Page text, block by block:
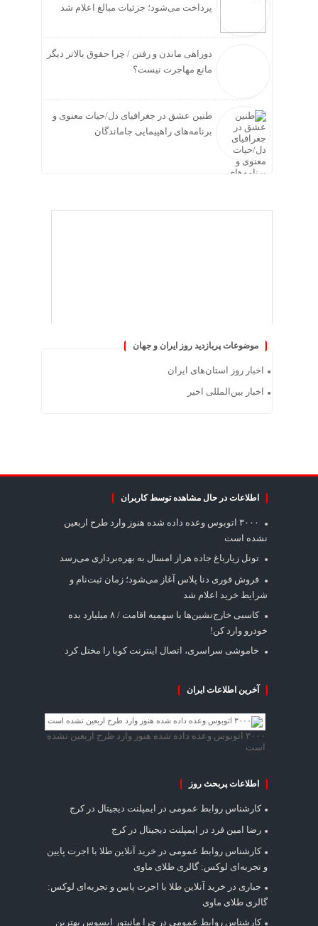
پرداخت می‌شود؛ جزئیات مبالغ اعلام شد
دوراهی ماندن و رفتن / چرا حقوق بالاتر دیگر
مانع مهاجرت نیست؟
طنین عشق در جغرافیای دل/حیات معنوی و
برنامه‌های راهپیمایی جاماندگان
موضوعات پربازدید روز ایران و جهان
اخبار روز استان‌های ایران
اخبار بین‌المللی اخیر
اطلاعات در حال مشاهده توسط کاربران
۳۰۰۰ اتوبوس وعده داده شده هنوز وارد طرح اربعین
نشده است
تونل زیارباغ جاده هراز امسال به بهره‌برداری می‌رسد
فروش فوری دنا پلاس آغاز می‌شود؛ زمان ثبت‌نام و
شرایط خرید اعلام شد
کاسبی خارج‌نشین‌ها با سهمیه اقامت / ۸ میلیارد بده
خودرو وارد کن!
خاموشی سراسری، اتصال اینترنت کوبا را مختل کرد
آخرین اطلاعات ایران
۳۰۰۰ اتوبوس وعده داده شده هنوز وارد طرح اربعین نشده
است
اطلاعات پربحث روز
کارشناس روابط عمومی در
ایمپلنت دیجیتال در کرج
رضا امین فرد در
ایمپلنت دیجیتال در کرج
کارشناس روابط عمومی در خرید آنلاین طلا با اجرت پایین
و تجربه‌ای لوکس: گالری طلای ماوی
جباری در خرید آنلاین طلا با اجرت پایین و تجربه‌ای لوکس:
گالری طلای ماوی
کارشناس روابط عمومی در چرا مانیتور ایسوس بهترین